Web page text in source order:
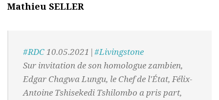
Mathieu SELLER
#RDC10.05.2021|#Livingstone
Sur invitation de son homologue zambien,
Edgar Chagwa Lungu, le Chef de l'État, Félix-
Antoine Tshisekedi Tshilombo a pris part,